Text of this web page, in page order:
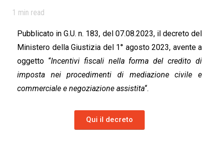
1 min read
Pubblicato in G.U. n. 183, del 07.08.2023, il decreto del
Ministero della Giustizia del 1° agosto 2023, avente a
oggetto “Incentivi fiscali nella forma del credito di
imposta nei procedimenti di mediazione civile e
commerciale e negoziazione assistita“.
Qui il decreto